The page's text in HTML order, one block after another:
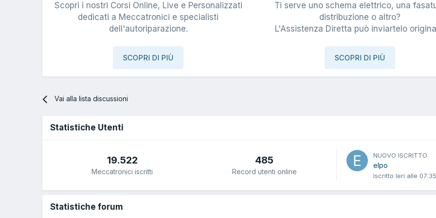
Scopri i nostri Corsi Online, Live e Personalizzati
dedicati a Meccatronici e specialisti
dell'autoriparazione.
SCOPRI DI PIÙ
Ti serve uno schema elettrico, una
distribuzione o altro?
L'Assistenza Diretta può inviartelo
SCOPRI DI PIÙ
Vai alla lista discussioni
Statistiche Utenti
19.522
Meccatronici iscritti
485
Record utenti online
NUOVO ISCRITTO
elpo
Iscritto Ieri alle 07:35
Statistiche forum